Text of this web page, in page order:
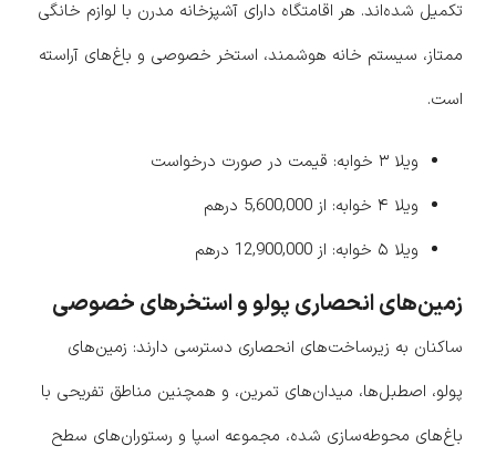
تکمیل شده‌اند. هر اقامتگاه دارای آشپزخانه مدرن با لوازم خانگی
ممتاز، سیستم خانه هوشمند، استخر خصوصی و باغ‌های آراسته
است.
ویلا ۳ خوابه: قیمت در صورت درخواست
ویلا ۴ خوابه: از 5,600,000 درهم
ویلا ۵ خوابه: از 12,900,000 درهم
زمین‌های انحصاری پولو و استخرهای خصوصی
ساکنان به زیرساخت‌های انحصاری دسترسی دارند: زمین‌های
پولو، اصطبل‌ها، میدان‌های تمرین، و همچنین مناطق تفریحی با
باغ‌های محوطه‌سازی شده، مجموعه اسپا و رستوران‌های سطح